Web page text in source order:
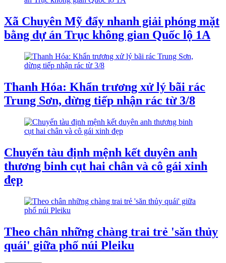
Xã Chuyên Mỹ đẩy nhanh giải phóng mặt
bằng dự án Trục không gian Quốc lộ 1A
Thanh Hóa: Khẩn trương xử lý bãi rác
Trung Sơn, dừng tiếp nhận rác từ 3/8
Chuyến tàu định mệnh kết duyên anh
thương binh cụt hai chân và cô gái xinh
đẹp
Theo chân những chàng trai trẻ 'săn thủy
quái' giữa phố núi Pleiku